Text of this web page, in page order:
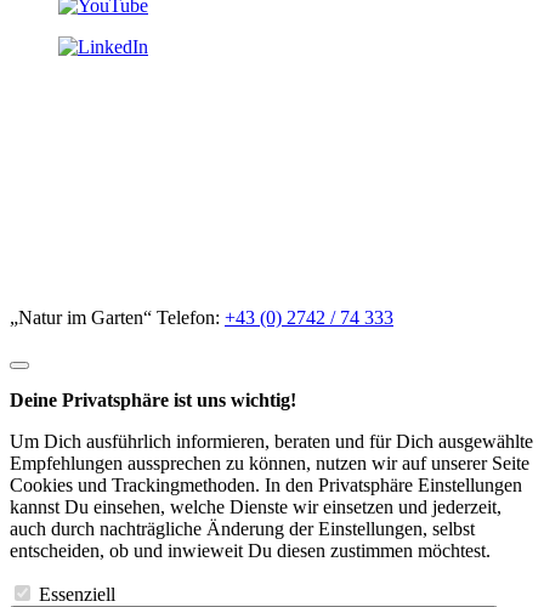
„Natur im Garten“ Telefon: +43 (0) 2742 / 74 333
Deine Privatsphäre ist uns wichtig!
Um Dich ausführlich informieren, beraten und für Dich ausgewählte
Empfehlungen aussprechen zu können, nutzen wir auf unserer Seite
Cookies und Trackingmethoden. In den Privatsphäre Einstellungen
kannst Du einsehen, welche Dienste wir einsetzen und jederzeit,
auch durch nachträgliche Änderung der Einstellungen, selbst
entscheiden, ob und inwieweit Du diesen zustimmen möchtest.
Essenziell